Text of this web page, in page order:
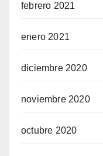
febrero 2021
enero 2021
diciembre 2020
noviembre 2020
octubre 2020